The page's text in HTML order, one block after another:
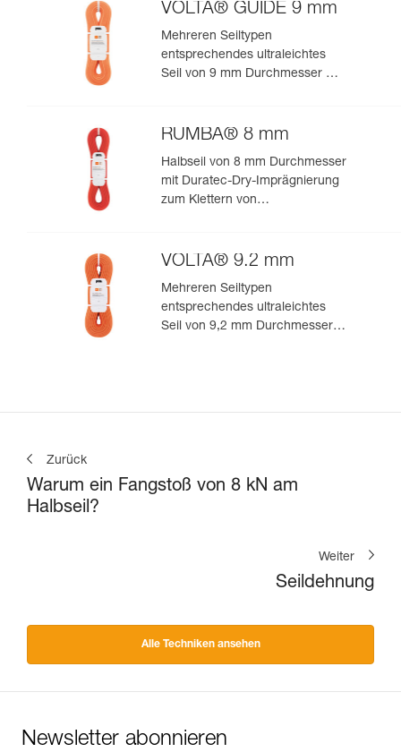
VOLTA® GUIDE 9 mm
Mehreren Seiltypen
entsprechendes ultraleichtes
Seil von 9 mm Durchmesser mit
Klettern oder Bergsteigen
RUMBA® 8 mm
Halbseil von 8 mm Durchmesser
mit Duratec-Dry-Imprägnierung
zum Klettern von
VOLTA® 9.2 mm
Mehreren Seiltypen
entsprechendes ultraleichtes
Seil von 9,2 mm Durchmesser
Zurück
Warum ein Fangstoß von 8 kN am
Halbseil?
Weiter
Seildehnung
Alle Techniken ansehen
Newsletter abonnieren